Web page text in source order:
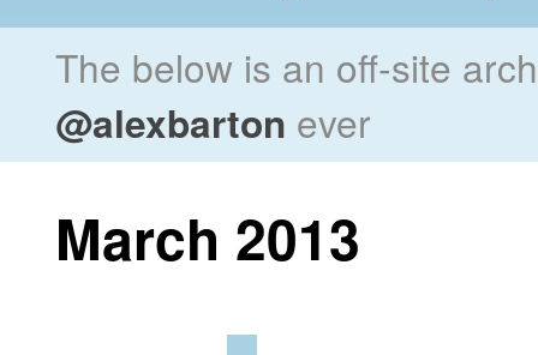
The below is an off-site
@alexbarton ever
March 2013